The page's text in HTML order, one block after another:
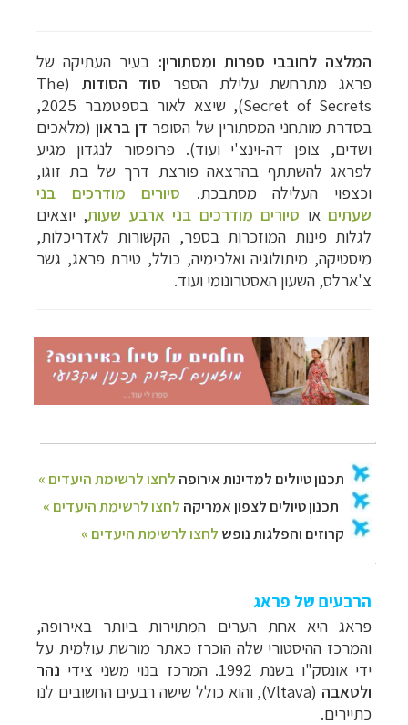
המלצה לחובבי ספרות ומסתורין: בעיר העתיקה של
פראג מתרחשת עלילת הספר סוד הסודות
(The
Secret of Secrets), שיצא לאור בספטמבר 2025,
בסדרת מותחני המסתורין של הסופר דן בראון(מלאכים
ושדים, צופן דה-וינצ'י ועוד). פרופסור לנגדון מגיע
לפראג להשתתף בהרצאה פורצת דרך של בת זוגו,
וכצפוי העלילה מסתבכת. סיורים מודרכים בני
שעתים או סיורים מודרכים בני ארבע שעות, יוצאים
לגלות פינות המוזכרות בספר, הקשורות לאדריכלות,
מיסטיקה, מיתולוגיה ואלכימיה, כולל, טירת פראג, גשר
צ'ארלס, השעון האסטרונומי ועוד.
תכנון טיולים למדינות אירופהלחצו לרשימת היעדים »
תכנוןטיולים לצפון אמריקה
לחצו לרשימת היעדים »
קרוזים והפלגות נופשלחצו לרשימת היעדים »
הרבעים של פראג
פראג היא אחת הערים המתוירות ביותר באירופה,
והמרכז ההיסטורי שלה הוכרז כאתר מורשת עולמית על
ידי אונסק"ו בשנת 1992. המרכז בנוי משני צידי
נהר
ולטאבה (
Vltava), והוא כולל שישה רבעים החשובים לנו
כתיירים.